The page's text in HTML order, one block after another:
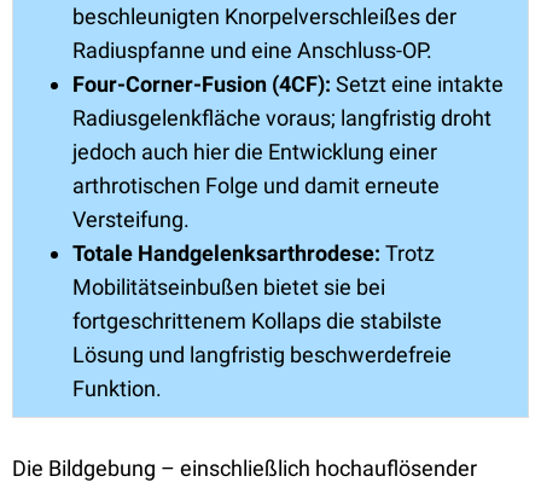
beschleunigten Knorpelverschleißes der
Radiuspfanne und eine Anschluss-OP.
Four-Corner-Fusion (4CF): Setzt eine intakte
Radiusgelenkfläche voraus; langfristig droht
jedoch auch hier die Entwicklung einer
arthrotischen Folge und damit erneute
Versteifung.
Totale Handgelenksarthrodese: Trotz
Mobilitätseinbußen bietet sie bei
fortgeschrittenem Kollaps die stabilste
Lösung und langfristig beschwerdefreie
Funktion.
Die Bildgebung – einschließlich hochauflösender